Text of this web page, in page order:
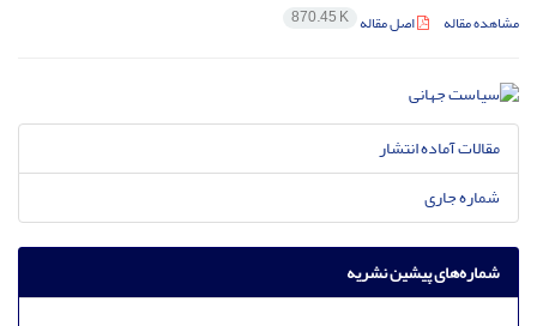
مشاهده مقاله اصل مقاله 870.45 K
مقالات آماده انتشار
شماره جاری
شماره‌های پیشین نشریه